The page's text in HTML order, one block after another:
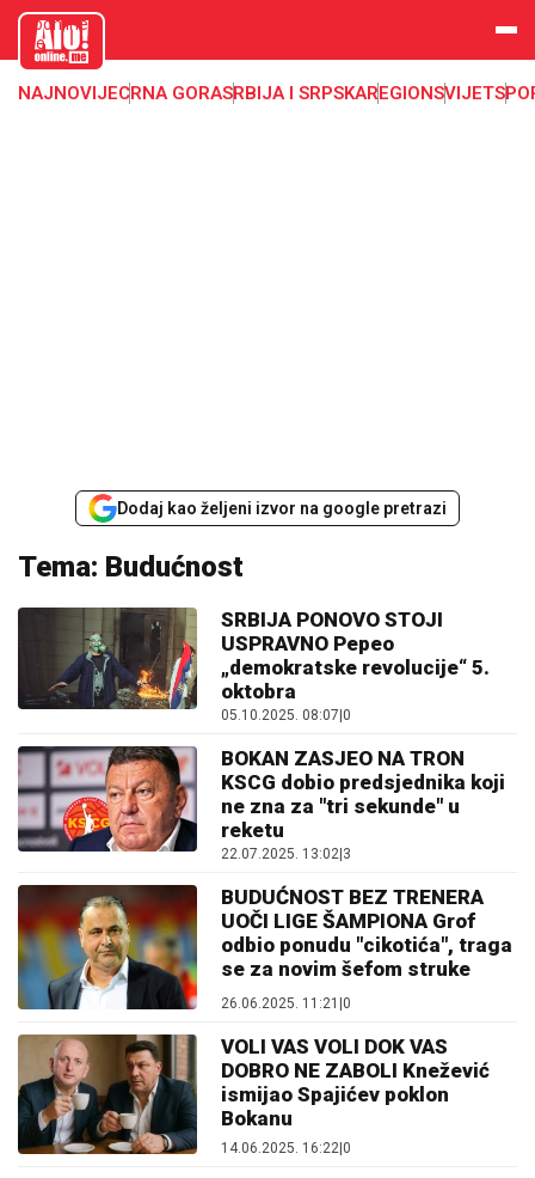
aloonline.
me
NAJNOVIJECRNA GORASRBIJA I SRPSKAREGIONSVIJET
Dodaj kao željeni izvor na google pretrazi
Tema: Budućnost
SRBIJA PONOVO STOJI
USPRAVNO Pepeo
„demokratske revolucije“ 5.
oktobra
05.10.2025. 08:07 0
BOKAN ZASJEO NA TRON
KSCG dobio predsjednika koji
ne zna za "tri sekunde" u
reketu
22.07.2025. 13:02 3
BUDUĆNOST BEZ TRENERA
UOČI LIGE ŠAMPIONA Grof
odbio ponudu "cikotića", traga
se za novim šefom struke
26.06.2025. 11:21 0
VOLI VAS VOLI DOK VAS
DOBRO NE ZABOLI Knežević
ismijao Spajićev poklon
Bokanu
14.06.2025. 16:22 0